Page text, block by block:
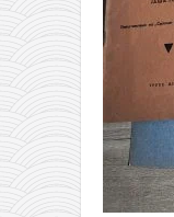
pravoslavlje
zabranjena istorija
porodične priče
umesto tvitera
kalendar srpski